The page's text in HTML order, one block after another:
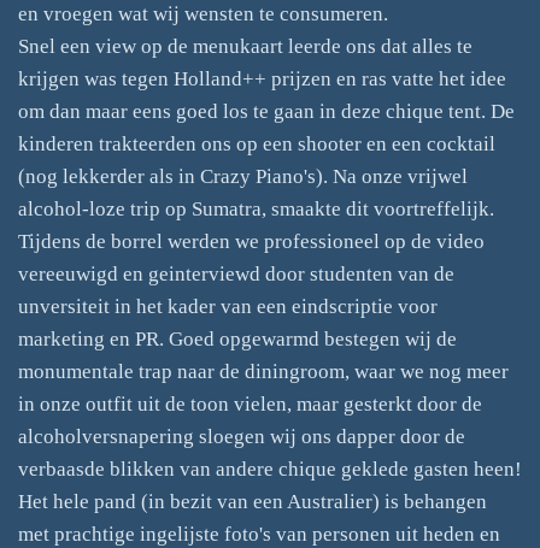
en vroegen wat wij wensten te consumeren.
Snel een view op de menukaart leerde ons dat alles te
krijgen was tegen Holland++ prijzen en ras vatte het idee
om dan maar eens goed los te gaan in deze chique tent. De
kinderen trakteerden ons op een shooter en een cocktail
(nog lekkerder als in Crazy Piano's). Na onze vrijwel
alcohol-loze trip op Sumatra, smaakte dit voortreffelijk.
Tijdens de borrel werden we professioneel op de video
vereeuwigd en geinterviewd door studenten van de
unversiteit in het kader van een eindscriptie voor
marketing en PR. Goed opgewarmd bestegen wij de
monumentale trap naar de diningroom, waar we nog meer
in onze outfit uit de toon vielen, maar gesterkt door de
alcoholversnapering sloegen wij ons dapper door de
verbaasde blikken van andere chique geklede gasten heen!
Het hele pand (in bezit van een Australier) is behangen
met prachtige ingelijste foto's van personen uit heden en